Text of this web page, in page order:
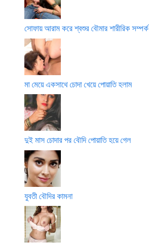
সোফায় আরাম করে শ্বশুর বৌমার শারীরিক সম্পর্ক
মা মেয়ে একসাথে চোদা খেয়ে পোয়াতি হলাম
দুই মাস চোদার পর বৌদি পোয়াতি হয়ে গেল
যুবতী বৌদির কামনা